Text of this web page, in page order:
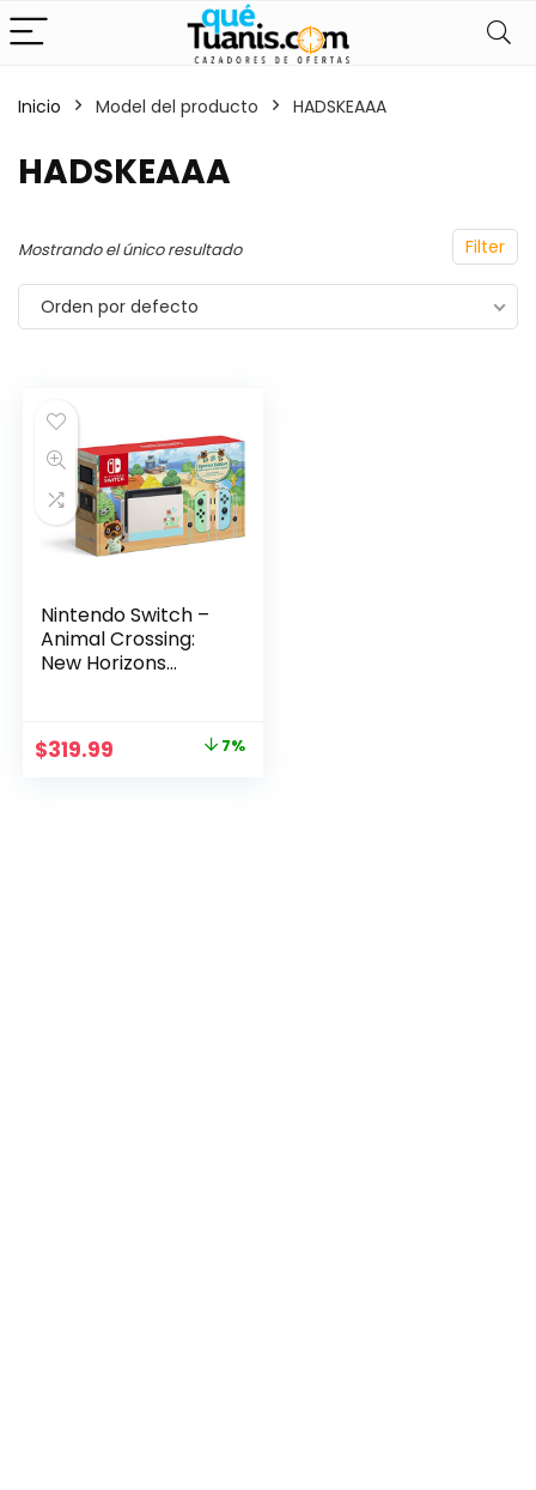
Inicio Model del producto HADSKEAAA
HADSKEAAA
Filter
Mostrando el único resultado
Orden por defecto
Nintendo Switch –
Animal Crossing:
New Horizons
$319.99 7%